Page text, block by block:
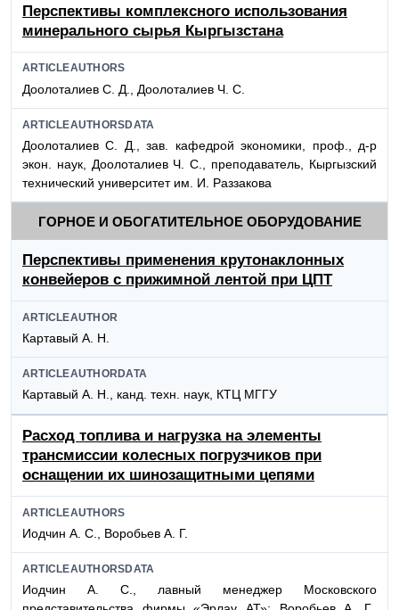
Перспективы комплексного использования
минерального сырья Кыргызстана
ARTICLEAUTHORS
Доолоталиев С. Д., Доолоталиев Ч. С.
ARTICLEAUTHORSDATA
Доолоталиев С. Д., зав. кафедрой экономики, проф., д-р
экон. наук, Доолоталиев Ч. С., преподаватель, Кыргызский
технический университет им. И. Раззакова
ГОРНОЕ И ОБОГАТИТЕЛЬНОЕ ОБОРУДОВАНИЕ
Перспективы применения крутонаклонных
конвейеров с прижимной лентой при ЦПТ
ARTICLEAUTHOR
Картавый А. Н.
ARTICLEAUTHORDATA
Картавый А. Н., канд. техн. наук, КТЦ МГГУ
Расход топлива и нагрузка на элементы
трансмиссии колесных погрузчиков при
оснащении их шинозащитными цепями
ARTICLEAUTHORS
Иодчин А. С., Воробьев А. Г.
ARTICLEAUTHORSDATA
Иодчин А. С., лавный менеджер Московского